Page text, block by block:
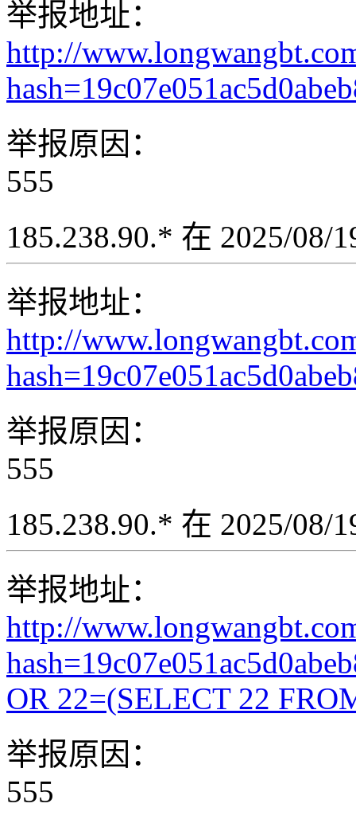
举报地址：
http://
举报原因：
555
185.238.90.* 在 2025/08/
举报地址：
http://
举报原因：
555
185.238.90.* 在 2025/08/
举报地址：
http://
OR 22=(SELECT 22
举报原因：
555